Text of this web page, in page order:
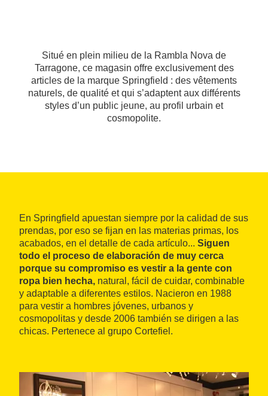
Situé en plein milieu de la Rambla Nova de
Tarragone, ce magasin offre exclusivement des
articles de la marque Springfield : des vêtements
naturels, de qualité et qui s’adaptent aux différents
styles d’un public jeune, au profil urbain et
cosmopolite.
En Springfield apuestan siempre por la calidad de sus
prendas, por eso se fijan en las materias primas, los
acabados, en el detalle de cada artículo... Siguen
todo el proceso de elaboración de muy cerca
porque su compromiso es vestir a la gente con
ropa bien hecha, natural, fácil de cuidar, combinable
y adaptable a diferentes estilos. Nacieron en 1988
para vestir a hombres jóvenes, urbanos y
cosmopolitas y desde 2006 también se dirigen a las
chicas. Pertenece al grupo Cortefiel.